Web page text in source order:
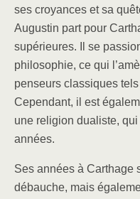
ses croyances et sa
Augustin part pour
supérieures. Il se
philosophie, ce qui
penseurs classiques
Cependant, il est
une religion dualiste,
années.
Ses années à Carthage
débauche, mais